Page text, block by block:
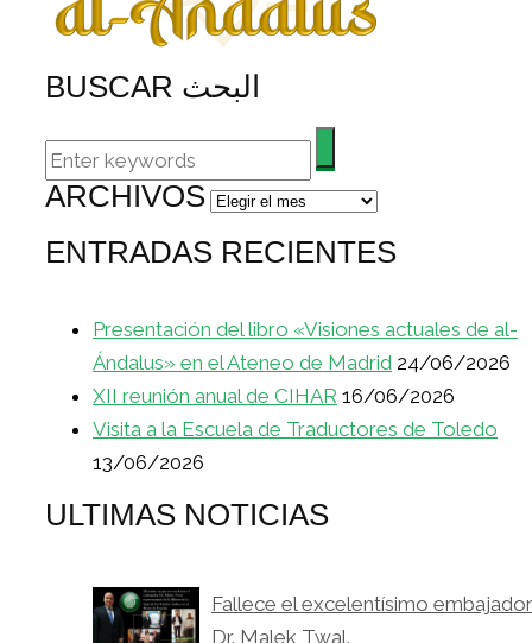
BUSCAR البحث
ARCHIVOS Archivos
ENTRADAS RECIENTES
Presentación del libro «Visiones actuales de al-
Ándalus» en el Ateneo de Madrid 24/06/2026
XII reunión anual de CIHAR 16/06/2026
Visita a la Escuela de Traductores de Toledo
13/06/2026
ULTIMAS NOTICIAS
Fallece el excelentísimo embajador
Dr. Malek Twal.